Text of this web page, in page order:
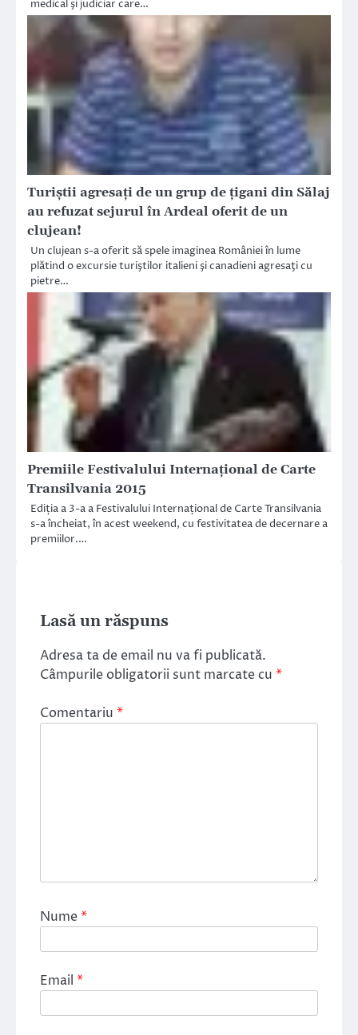
medical şi judiciar care…
Turiştii agresaţi de un grup de ţigani din Sălaj
au refuzat sejurul în Ardeal oferit de un
clujean!
Un clujean s-a oferit să spele imaginea României în lume
plătind o excursie turiştilor italieni şi canadieni agresaţi cu
pietre…
Premiile Festivalului Internațional de Carte
Transilvania 2015
Ediția a 3-a a Festivalului Internațional de Carte Transilvania
s-a încheiat, în acest weekend, cu festivitatea de decernare a
premiilor.…
Lasă un răspuns
Adresa ta de email nu va fi publicată.
Câmpurile obligatorii sunt marcate cu *
Comentariu *
Nume*
Email *